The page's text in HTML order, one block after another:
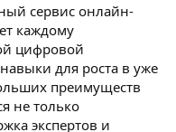
сервис онлайн-
каждому
цифровой
для роста в уже
преимуществ
не только
экспертов и